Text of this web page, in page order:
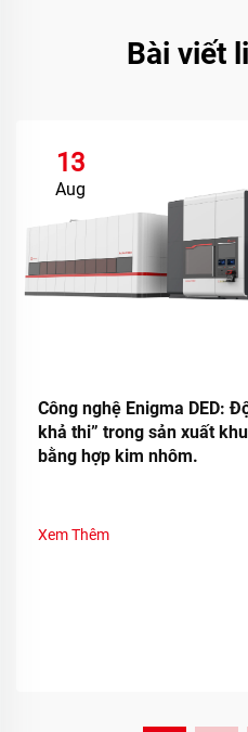
Bài viết
13
Aug
Công nghệ Enigma DED:
khả thi” trong sản xuất
bằng hợp kim nhôm.
Xem Thêm